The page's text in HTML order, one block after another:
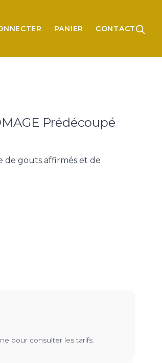
PANIER CONTACT
Prédécoupé
de gouts affirmés et de
pour consulter les tarifs.